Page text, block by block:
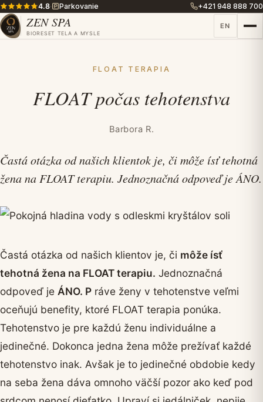
4.8· Parkovanie +421 948 888 700
ZEN SPA
BIORESET TELA A MYSLE
EN
FLOAT TERAPIA
FLOAT počas tehotenstva
Barbora R.
Častá otázka od našich klientok je, či môže ísť tehotná
žena na FLOAT terapiu. Jednoznačná odpoveď je ÁNO.
Častá otázka od našich klientov je, či môže ísť
tehotná žena na FLOAT terapiu. Jednoznačná
odpoveď je ÁNO. P ráve ženy v tehotenstve veľmi
oceňujú benefity, ktoré FLOAT terapia ponúka.
Tehotenstvo je pre každú ženu individuálne a
jedinečné. Dokonca jedna žena môže prežívať každé
tehotenstvo inak. Avšak je to jedinečné obdobie kedy
na seba žena dáva omnoho väčší pozor ako keď pod